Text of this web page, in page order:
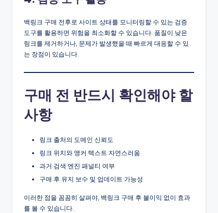
백링크 구매 전후로 사이트 상태를 모니터링할 수 있는 검증
도구를 활용하면 위험을 최소화할 수 있습니다. 품질이 낮은
링크를 제거하거나, 문제가 발생했을 때 빠르게 대응할 수 있
는 장점이 있습니다.
구매 전 반드시 확인해야 할
사항
링크 출처의 도메인 신뢰도
링크 위치와 앵커 텍스트 자연스러움
과거 검색 엔진 패널티 여부
구매 후 유지 보수 및 업데이트 가능성
이러한 점을 꼼꼼히 살펴야, 백링크 구매 후 불이익 없이 효과
를 볼 수 있습니다.